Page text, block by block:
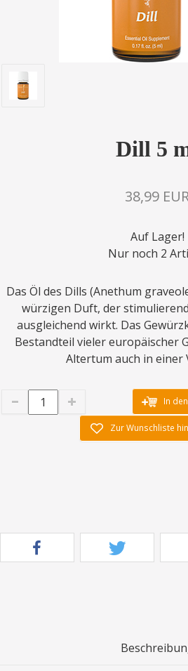
Dill 5
38,99
Auf Lager!
Nur noch 2
Das Öl des Dills (Anethum
würzigen Duft, der
ausgleichend wirkt. Das
Bestandteil vieler europäischer
Altertum auch in einer
In
Zur Wunschliste